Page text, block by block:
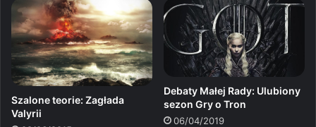
Szalone teorie: Zagłada
Valyrii
Debaty Małej Rady: Ulubiony
sezon Gry o Tron
06/04/2019